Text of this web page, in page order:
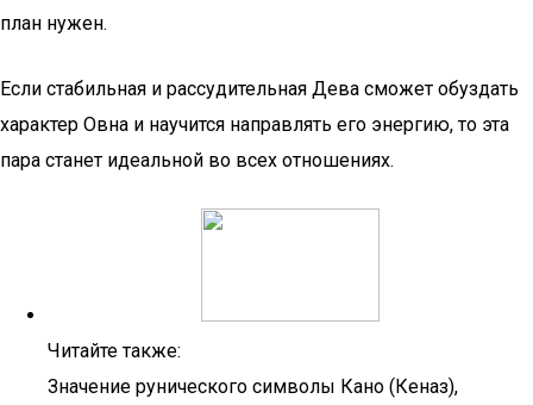
план нужен.
Если стабильная и рассудительная Дева сможет обуздать
характер Овна и научится направлять его энергию, то эта
пара станет идеальной во всех отношениях.
Читайте также:
Значение рунического символы Кано (Кеназ),